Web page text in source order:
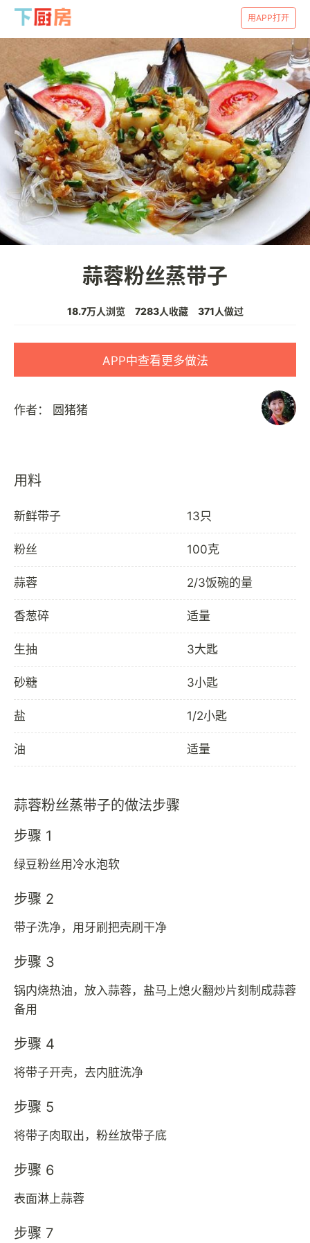
用APP打开
蒜蓉粉丝蒸带子
18.7万人浏览 7283人收藏 371人做过
APP中查看更多做法
作者： 圆猪猪
用料
新鲜带子 13只
粉丝 100克
蒜蓉 2/3饭碗的量
香葱碎 适量
生抽 3大匙
砂糖 3小匙
盐 1/2小匙
油 适量
蒜蓉粉丝蒸带子的做法步骤
步骤 1
绿豆粉丝用冷水泡软
步骤 2
带子洗净，用牙刷把壳刷干净
步骤 3
锅内烧热油，放入蒜蓉，盐马上熄火翻炒片刻制成蒜蓉
备用
步骤 4
将带子开壳，去内脏洗净
步骤 5
将带子肉取出，粉丝放带子底
步骤 6
表面淋上蒜蓉
步骤 7